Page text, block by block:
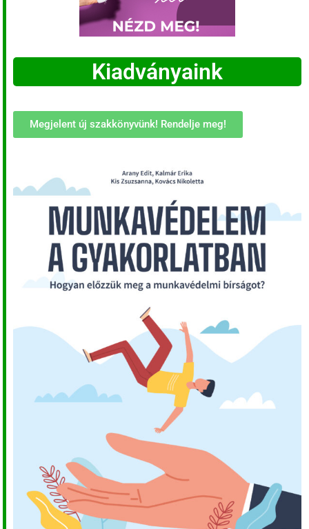
Kiadványaink
Megjelent új szakkönyvünk! Rendelje meg!